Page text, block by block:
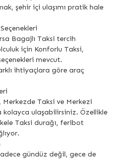
şehir içi ulaşımı pratik hale
Bagajlı Taksi tercih
için Konforlu Taksi,
mevcut.
ihtiyaçlara göre araç
Taksi ve Merkezi
ulaşabilirsiniz. Özellikle
Taksi durağı, feribot
gündüz değil, gece de